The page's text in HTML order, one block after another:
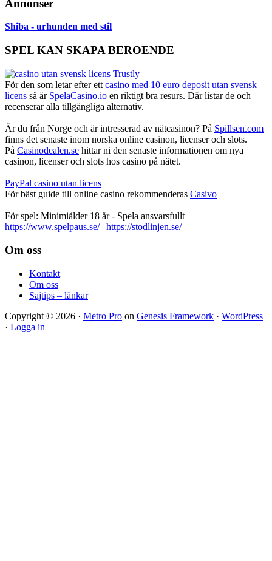
Annonser
Shiba - urhunden med stil
SPEL KAN SKAPA BEROENDE
För den som letar efter ett casino med 10 euro deposit utan svensk
licens så är SpelaCasino.io en riktigt bra resurs. Där listar de och
recenserar alla tillgängliga alternativ.
Är du från Norge och är intresserad av nätcasinon? På Spillsen.com
finns det senaste inom norska online casinon, licenser och slots.
På Casinodealen.se hittar ni den senaste informationen om nya
casinon, licenser och slots hos casino på nätet.
PayPal casino utan licens
För bäst guide till online casino rekommenderas Casivo
För spel: Minimiålder 18 år - Spela ansvarsfullt |
https://www.spelpaus.se/| https://stodlinjen.se/
Footer
Om oss
Kontakt
Om oss
Sajtips – länkar
Copyright © 2026 · Metro Pro on Genesis Framework · WordPress
· Logga in